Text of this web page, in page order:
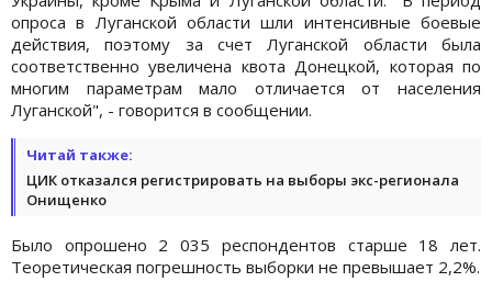
опроса в Луганской области шли интенсивные боевые
действия, поэтому за счет Луганской области была
соответственно увеличена квота Донецкой, которая по
многим параметрам мало отличается от населения
Луганской", - говорится в сообщении.
Читай также:
ЦИК отказался регистрировать на выборы экс-регионала
Онищенко
Было опрошено 2 035 респондентов старше 18 лет.
Теоретическая погрешность выборки не превышает 2,2%.